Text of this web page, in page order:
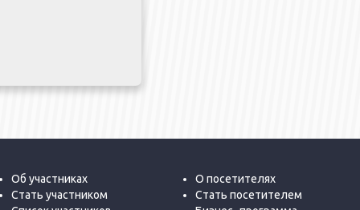
Об участниках
Стать участником
О посетителях
Стать посетителем